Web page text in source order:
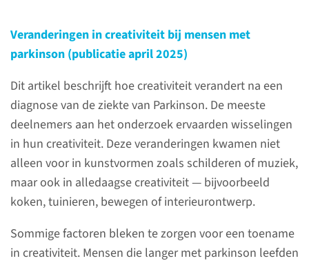
Veranderingen in creativiteit bij mensen met
parkinson (publicatie april 2025)
Dit artikel beschrijft hoe creativiteit verandert na een
diagnose van de ziekte van Parkinson. De meeste
deelnemers aan het onderzoek ervaarden wisselingen
in hun creativiteit. Deze veranderingen kwamen niet
alleen voor in kunstvormen zoals schilderen of muziek,
maar ook in alledaagse creativiteit — bijvoorbeeld
koken, tuinieren, bewegen of interieurontwerp.
Sommige factoren bleken te zorgen voor een toename
in creativiteit. Mensen die langer met parkinson leefden
als de uitslag van het
onderzoek laat zien dat iets
niet werkt. Dankzij uw
deelname kunnen we nieuwe
inzichten krijgen, wat kan
leiden tot betere
behandelingen en misschien
zelfs manieren om de ziekte te
voorkomen. Op deze pagina
kunt u lezen wat we tot nu toe
onderzoeken.